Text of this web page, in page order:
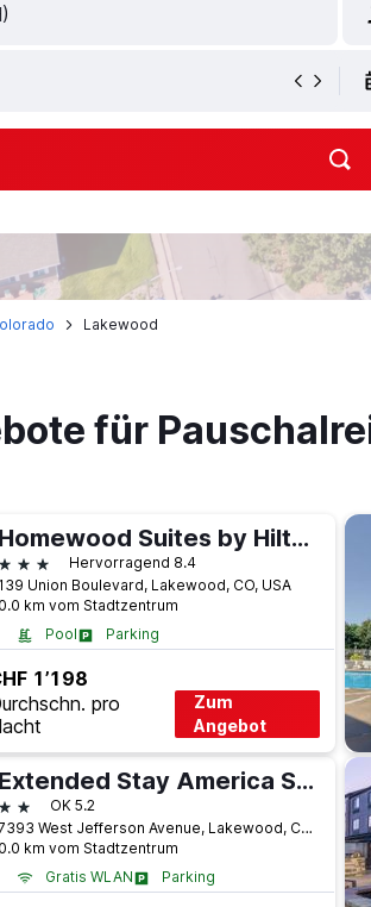
Lakewood
für
Homewood Suites by Hilton Denver West-Lakewood
3 SterneHervorragend 8.4
139 Union Boulevard, Lakewood, CO, USA
0.0 km vom Stadtzentrum
Pool
Parking
1’198
pro
Zum
Angebot
Extended Stay America Select Suites - Denver - Lakewood South
2 SterneOK 5.2
7393 West Jefferson Avenue, Lakewood, CO, USA
0.0 km vom Stadtzentrum
Gratis WLAN
Parking